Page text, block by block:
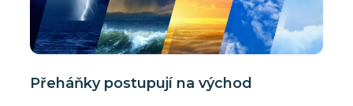
Přeháňky postupují na východ